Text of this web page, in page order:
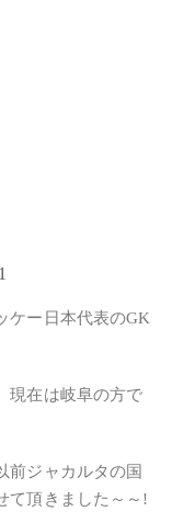
ケー日本代表のGK
現在は岐阜の方で
前ジャカルタの国
て頂きました～～!